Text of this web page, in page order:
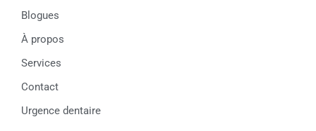
k
Blogues
À propos
Services
Contact
Urgence dentaire